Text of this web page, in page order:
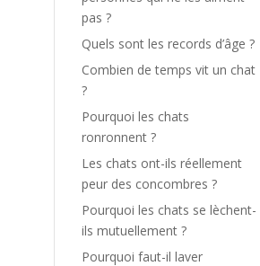
pas ?
Quels sont les records d’âge ?
Combien de temps vit un chat
?
Pourquoi les chats
ronronnent ?
Les chats ont-ils réellement
peur des concombres ?
Pourquoi les chats se lèchent-
ils mutuellement ?
Pourquoi faut-il laver